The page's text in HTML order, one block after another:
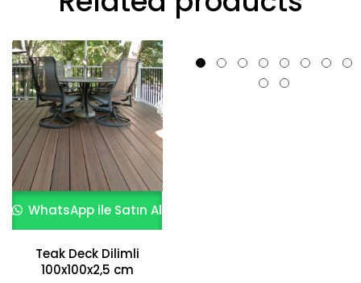
WhatsApp ile Satın Al
Teak Deck Dilimli
100x100x2,5 cm